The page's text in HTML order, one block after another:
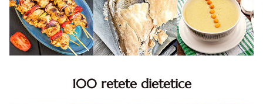
100 retete dietetice